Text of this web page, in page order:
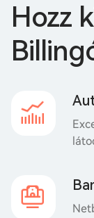
Hozz